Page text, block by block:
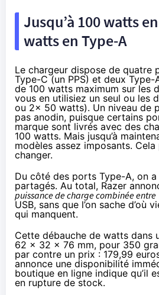
Jusqu’à 100 watts
watts en Type-A
Le chargeur dispose de quatre
Type-C (un PPS) et deux Type-
de 100 watts maximum sur les
vous en utilisiez un seul ou les
ou 2x 50 watts). Un niveau de
pas anodin, puisque certains
marque sont livrés avec des
100 watts. Mais jusqu’à
modèles assez imposants.
changer.
Du côté des ports Type-A, on
partagés. Au total, Razer
puissance de charge combinée entre
USB, sans que l’on sache d’où
qui manquent.
Cette débauche de watts dans
62 x 32 x 76 mm, pour 350
par contre un prix : 179,99
annonce une disponibilité
boutique en ligne indique qu’il
en rupture de stock.